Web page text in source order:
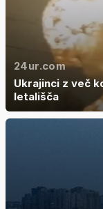
24ur.com
Ukrajinci z več
letališča